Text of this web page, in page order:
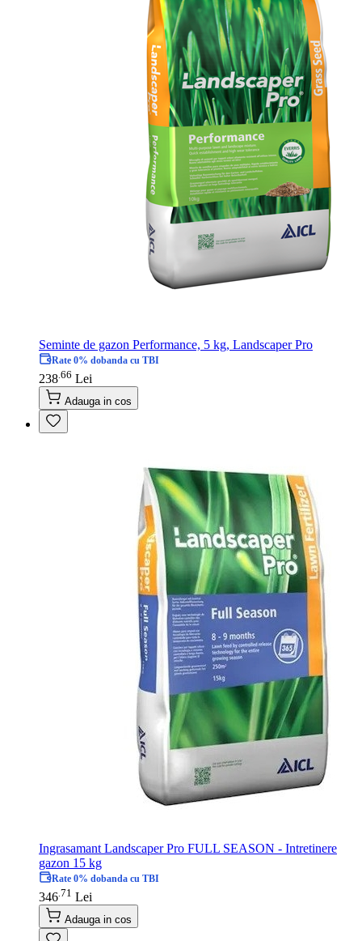
Seminte de gazon Performance, 5 kg, Landscaper Pro
Rate 0% dobanda cu TBI
238 66 Lei
Adauga in cos
Ingrasamant Landscaper Pro FULL SEASON - Intretinere
gazon 15 kg
Rate 0% dobanda cu TBI
346 71 Lei
Adauga in cos